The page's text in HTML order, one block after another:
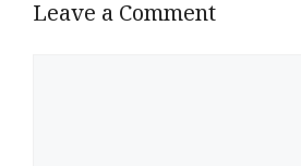
Leave a Comment